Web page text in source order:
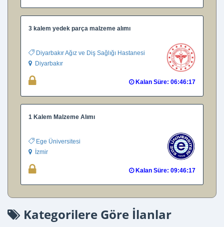
3 kalem yedek parça malzeme alımı
Diyarbakır Ağız ve Diş Sağlığı Hastanesi
Diyarbakır
Kalan Süre: 06:46:16
1 Kalem Malzeme Alımı
Ege Üniversitesi
İzmir
Kalan Süre: 09:46:16
Kategorilere Göre İlanlar